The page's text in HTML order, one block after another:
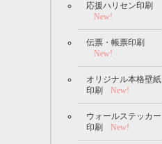
応援ハリセン印刷
New!
伝票・帳票印刷
New!
オリジナル本格壁紙
印刷
New!
ウォールステッカー
印刷
New!